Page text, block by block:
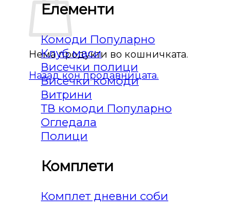
Нема продукти во кошничката.
Назад кон продавницата.
Елементи
Комоди
Клуб маси
Висечки полици
Висечки комоди
Витрини
ТВ комоди
Огледала
Полици
Комплети
Комплет дневни соби